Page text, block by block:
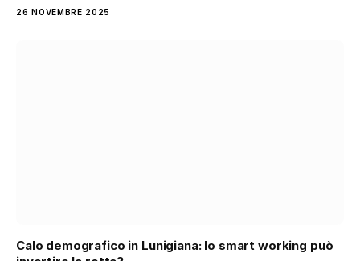
26 NOVEMBRE 2025
Calo demografico in Lunigiana: lo smart working può